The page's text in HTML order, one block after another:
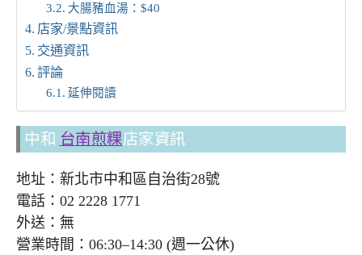
大腸豬血湯：$40
店家/景點資訊
交通資訊
評論
延伸閱讀
中和 台南煎粿店家資訊
地址：新北市中和區自治街28號
電話：02 2228 1771
外送：無
營業時間：06:30–14:30 (週一公休)